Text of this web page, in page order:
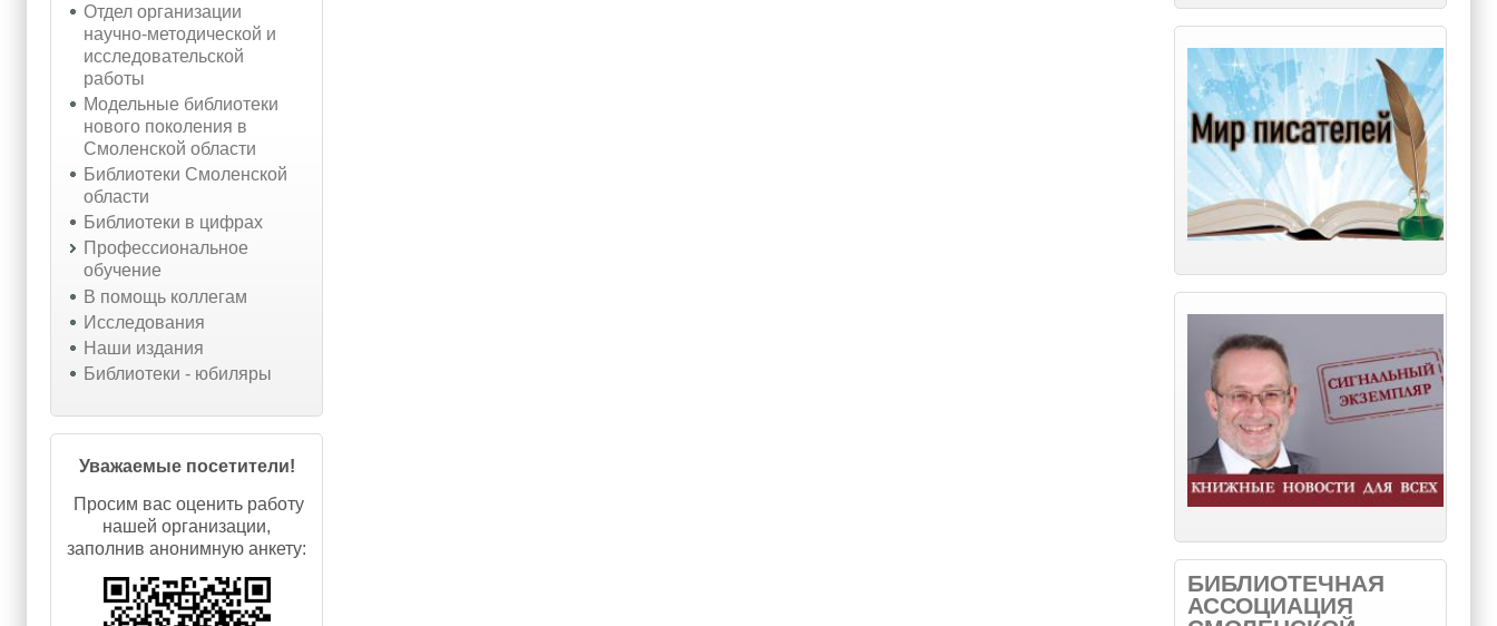
Отдел организации
научно-методической и
исследовательской
работы
Модельные библиотеки
нового поколения в
Смоленской области
Библиотеки Смоленской
области
Библиотеки в цифрах
Профессиональное
обучение
В помощь коллегам
Исследования
Наши издания
Библиотеки - юбиляры
Уважаемые посетители!
Просим вас оценить работу
нашей организации,
заполнив анонимную анкету:
БИБЛИОТЕЧНАЯ
АССОЦИАЦИЯ